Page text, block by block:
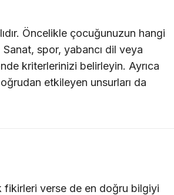
Öncelikle çocuğunuzun hangi
spor, yabancı dil veya
kriterlerinizi belirleyin. Ayrıca
etkileyen unsurları da
fikirleri verse de en doğru bilgiyi